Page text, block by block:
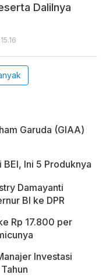
Dalilnya
Garuda (GIAA)
BEI, Ini 5 Produknya
Damayanti
BI ke DPR
Rp 17.800 per
Investasi